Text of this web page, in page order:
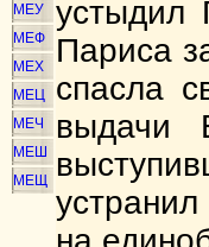
МЕУ
МЕФ
МЕХ
МЕЦ
МЕЧ
МЕШ
МЕЩ
устыдил
Париса
спасла
выдачи
устранил